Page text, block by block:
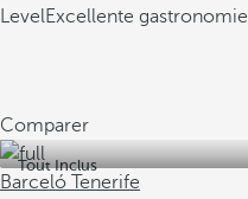
LevelExcellente gastronomie
Comparer
Tout Inclus
Barceló Tenerife